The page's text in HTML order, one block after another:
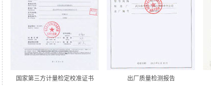
国家第三方计量检定校准证书 出厂质量检测报告